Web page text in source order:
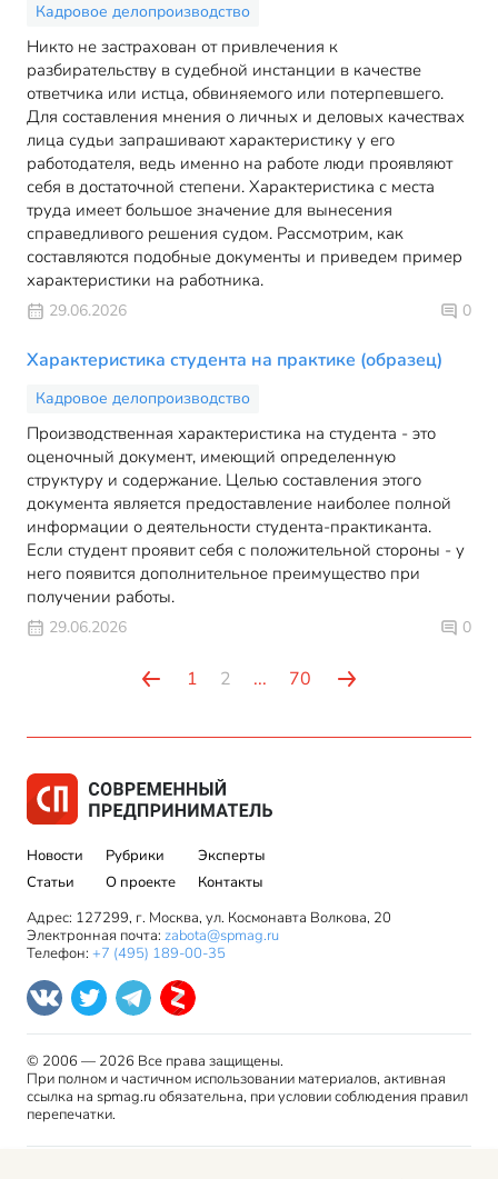
Кадровое делопроизводство
Никто не застрахован от привлечения к
разбирательству в судебной инстанции в качестве
ответчика или истца, обвиняемого или потерпевшего.
Для составления мнения о личных и деловых качествах
лица судьи запрашивают характеристику у его
работодателя, ведь именно на работе люди проявляют
себя в достаточной степени. Характеристика с места
труда имеет большое значение для вынесения
справедливого решения судом. Рассмотрим, как
составляются подобные документы и приведем пример
характеристики на работника.
29.06.2026 0
Характеристика студента на практике (образец)
Кадровое делопроизводство
Производственная характеристика на студента - это
оценочный документ, имеющий определенную
структуру и содержание. Целью составления этого
документа является предоставление наиболее полной
информации о деятельности студента-практиканта.
Если студент проявит себя с положительной стороны - у
него появится дополнительное преимущество при
получении работы.
29.06.2026 0
1 2 ... 70
Новости
Статьи
Рубрики
О проекте
Эксперты
Контакты
Адрес: 127299, г. Москва, ул. Космонавта Волкова, 20
Электронная почта: zabota@spmag.ru
Телефон: +7 (495) 189-00-35
© 2006 — 2026 Все права защищены.
При полном и частичном использовании материалов, активная
ссылка на spmag.ru обязательна, при условии соблюдения правил
перепечатки.